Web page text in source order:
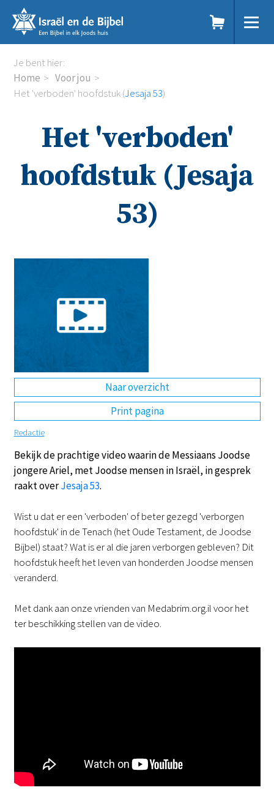
links
naar
de
inhoud
naar
Je bent hier:
Home
Voor jou
Het 'verboden' hoofdstuk (Jesaja 53)
Het 'verboden'
hoofdstuk (Jesaja
53)
Naar overzicht
Print pagina
Redactie
Bekijk de prachtige video waarin de Messiaans Joodse
jongere Ariel, met Joodse mensen in Israël, in gesprek
raakt overJesaja 53.
Wist u dat er een 'verboden' of beter gezegd 'verborgen
hoofdstuk' in de Tenach (het Oude Testament, de Joodse
Bijbel) staat? Wat is er al die jaren verborgen gebleven? Dit
hoofdstuk heeft het leven van honderden Joodse mensen
veranderd.
Met dank aan onze vrienden van Medabrim.org.il voor het
ter beschikking stellen van de video.
Doe mee
Voor jou
Podcast
Magazine
Digitale nieuwsbrief
Agenda
Kinderwerk
Jongerenwerk
Het Studiehuis (cursus)
Over ons